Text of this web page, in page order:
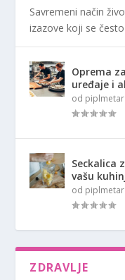
Savremeni način
izazove koji se
Oprema
uređaje i
od piplmetar
Seckalica
vašu
od piplmetar
ZDRAVLJE